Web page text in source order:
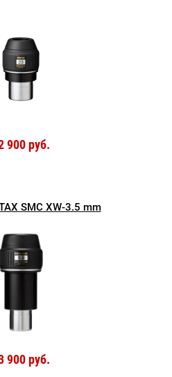
900 руб.
SMC XW-3.5 mm
900 руб.